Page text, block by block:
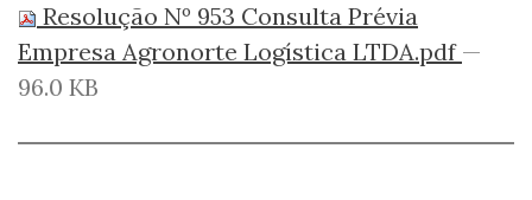
Resolução Nº 953 Consulta Prévia
Empresa Agronorte Logística LTDA.pdf —
96.0 KB